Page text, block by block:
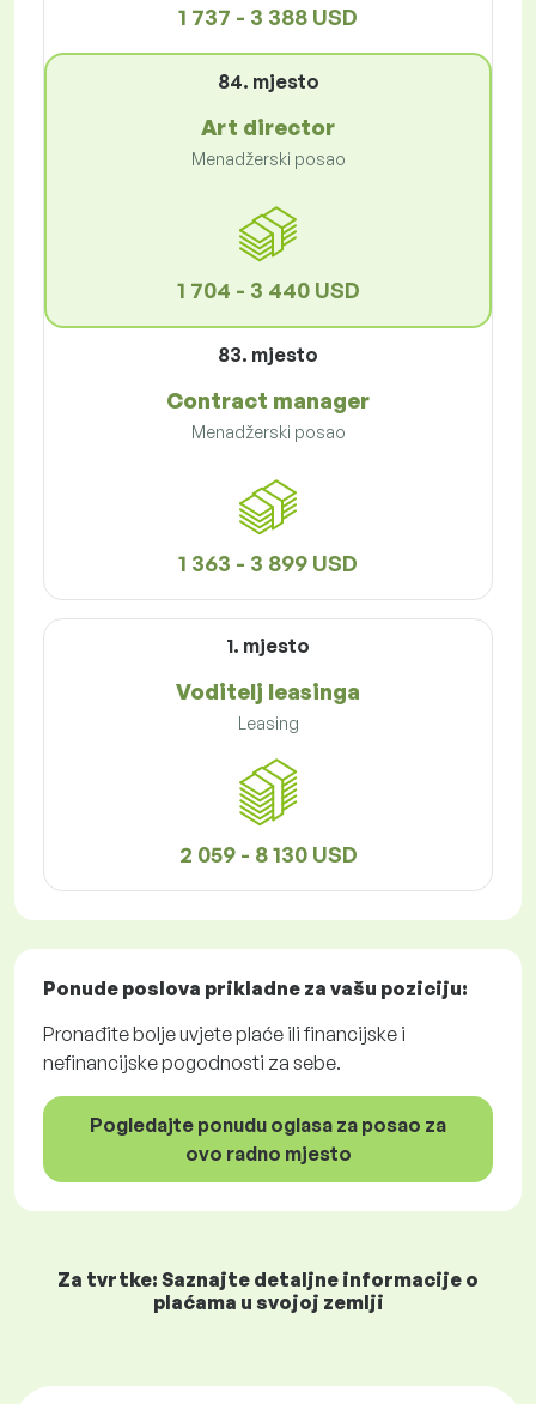
1 737 - 3 388 USD
84. mjesto
Art director
Menadžerski posao
1 704 - 3 440 USD
83. mjesto
Contract manager
Menadžerski posao
1 363 - 3 899 USD
1. mjesto
Voditelj leasinga
Leasing
2 059 - 8 130 USD
Ponude poslova prikladne za vašu poziciju:
Pronađite bolje uvjete plaće ili financijske i
nefinancijske pogodnosti za sebe.
Pogledajte ponudu oglasa za posao za
ovo radno mjesto
Za tvrtke: Saznajte detaljne informacije o
plaćama u svojoj zemlji